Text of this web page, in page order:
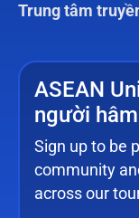
Trung tâm
ASEAN
người
Sign up to be
community
across our